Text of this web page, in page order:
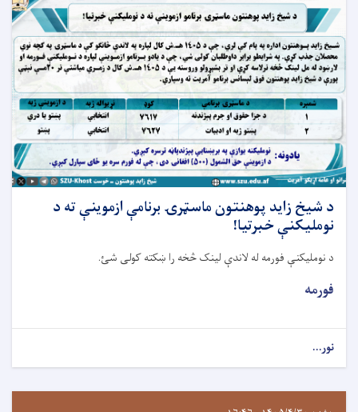
د شيخ زايد پوهنتون ماسټرۍ برنامې ازموينې ته د
نومليکنې خبرتيا!
د نومليکنې فورمه له لاندې لينک څخه را ښکته کولی شئ.
فورمه
نور...